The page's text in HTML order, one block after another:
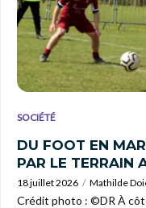
SOCIÉTÉ
DU FOOT EN
PAR LE TERRAIN
18 juillet 2026 Mathilde
Crédit photo : ©DR À